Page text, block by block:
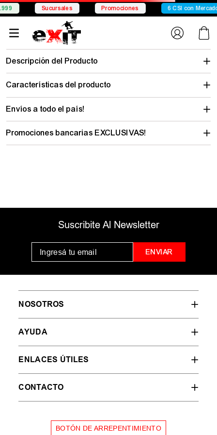
Conocé Chelsea Conocé Seven Sport Envío gratis desde
zapatillas-
No encontramos lo que buscabas…
pero hay mucho para descubrir
MUJER HOMBRE NIÑOS
35 36 37 38